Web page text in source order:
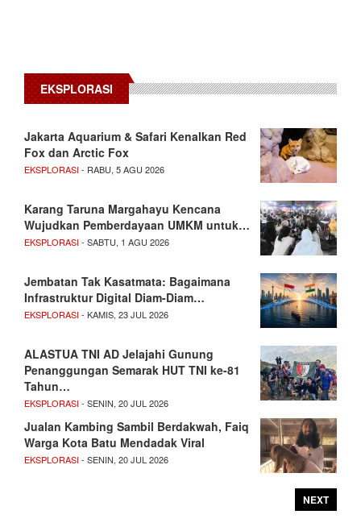
EKSPLORASI
Jakarta Aquarium & Safari Kenalkan Red
Fox dan Arctic Fox
EKSPLORASI- RABU, 5 AGU 2026
Karang Taruna Margahayu Kencana
Wujudkan Pemberdayaan UMKM untuk…
EKSPLORASI- SABTU, 1 AGU 2026
Jembatan Tak Kasatmata: Bagaimana
Infrastruktur Digital Diam-Diam…
EKSPLORASI- KAMIS, 23 JUL 2026
ALASTUA TNI AD Jelajahi Gunung
Penanggungan Semarak HUT TNI ke-81
Tahun…
EKSPLORASI- SENIN, 20 JUL 2026
Jualan Kambing Sambil Berdakwah, Faiq
Warga Kota Batu Mendadak Viral
EKSPLORASI- SENIN, 20 JUL 2026
NEXT